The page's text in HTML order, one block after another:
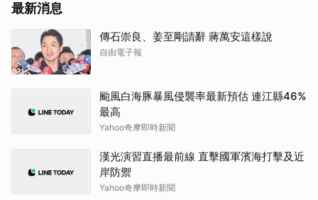
最新消息
傳石崇良、姜至剛請辭 蔣萬安這樣說
自由電子報
颱風白海豚暴風侵襲率最新預估 連江縣46%
最高
Yahoo奇摩即時新聞
漢光演習直播最前線 直擊國軍濱海打擊及近
岸防禦
Yahoo奇摩即時新聞